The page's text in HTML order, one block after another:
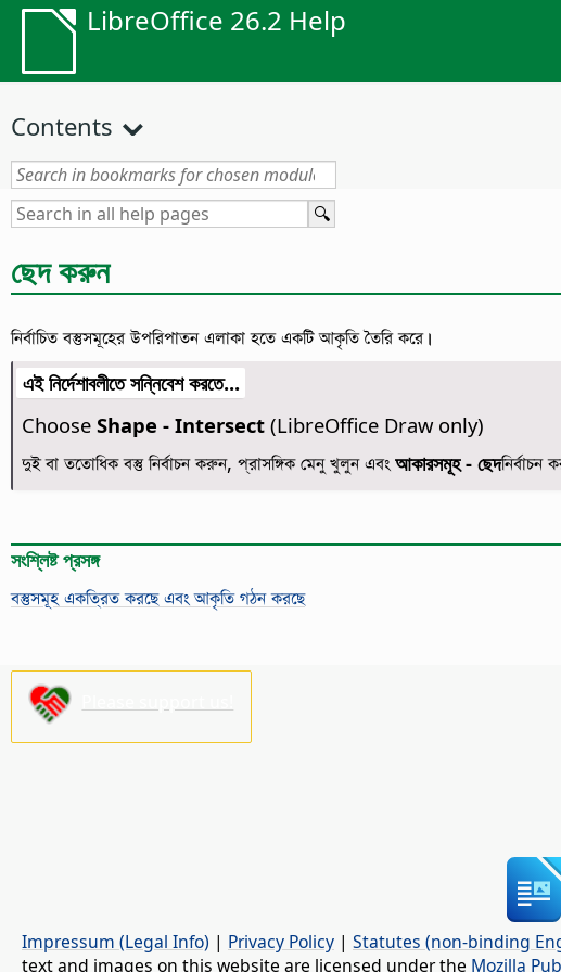
LibreOffice 26.2 Help
Contents
ছেদ করুন
নির্বাচিত বস্তুসমূহের উপরিপাতন এলাকা হতে একটি আকৃতি তৈরি করে।
এই নির্দেশাবলীতে সন্নিবেশ করতে...
Choose Shape - Intersect(LibreOffice Draw only)
দুই বা ততোধিক বস্তু নির্বাচন করুন, প্রাসঙ্গিক মেনু খুলুন এবংআকারসমূহ - ছেদনির্বাচন
সংশ্লিষ্ট প্রসঙ্গ
বস্তুসমূহ একত্রিত করছে এবং আকৃতি গঠন করছে
Impressum (Legal Info) | Privacy Policy | Statutes (non-binding
text and images on this website are licensed under the Mozilla